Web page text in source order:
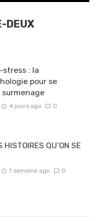
DEUX
: la
pour se
4 jours ago 0
HISTOIRES QU’ON SE
1 semaine ago 0